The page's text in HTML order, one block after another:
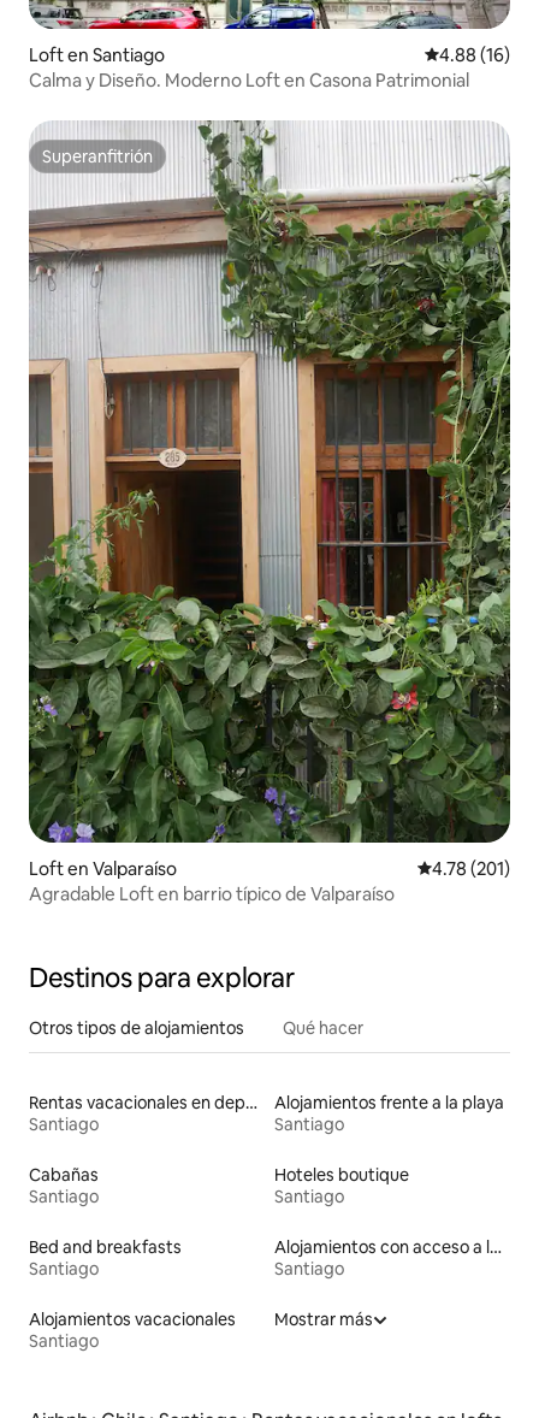
Loft en Santiago Calificación
4.88 (16)
Calma y Diseño. Moderno Loft en Casona Patrimonial
Superanfitrión
Superanfitrión
Loft en Valparaíso Calificación
4.78 (201)
Agradable Loft en barrio típico de Valparaíso
Destinos para explorar
Otros tipos de alojamientos Qué hacer
Rentas vacacionales en departamentos con cama de altura accesible
Santiago
Alojamientos frente a la playa
Santiago
Cabañas
Santiago
Hoteles boutique
Santiago
Bed and breakfasts
Santiago
Alojamientos con acceso a las pistas de esquí
Santiago
Alojamientos vacacionales
Santiago
Mostrar más